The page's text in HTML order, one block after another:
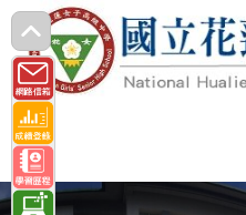
跳
轉
至
主
要
內